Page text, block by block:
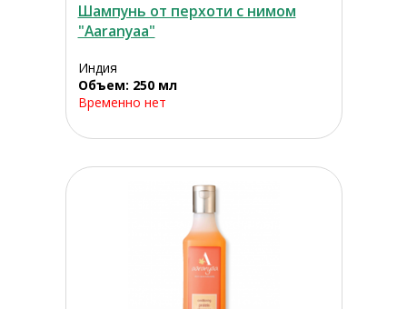
Шампунь от перхоти с нимом
"Aaranyaa"
Индия
Объем: 250 мл
Временно нет